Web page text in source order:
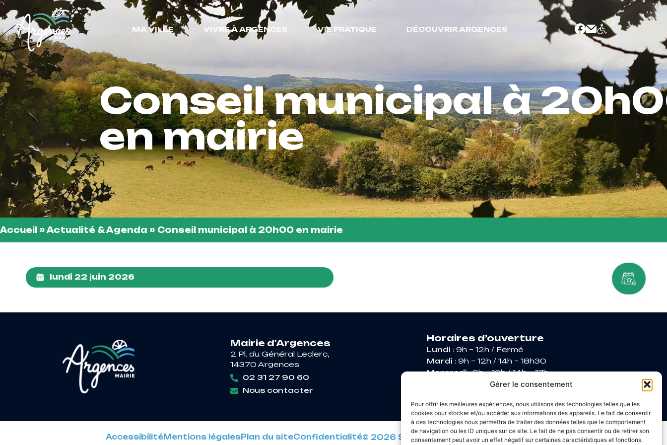
Gérer le consentement
Pour offrir les meilleures expériences, nous utilisons des technologies telles que les
cookies pour stocker et/ou accéder aux informations des appareils. Le fait de consentir
à ces technologies nous permettra de traiter des données telles que le comportement
de navigation ou les ID uniques sur ce site. Le fait de ne pas consentir ou de retirer son
consentement peut avoir un effet négatif sur certaines caractéristiques et fonctions.
MA VILLE VIVRE À ARGENCES VIE PRATIQUE DÉCOUVRIR ARGENCES
Conseil municipal à
en mairie
Accueil » Actualité & Agenda » Conseil municipal à 20h00 en mairie
lundi 22 juin 2026
Mairie d'Argences
2 Pl. du Général Leclerc,
14370 Argences
02 31 27 90 60
Nous contacter
Horaires d’ouverture
Lundi : 9h – 12h / Fermé
Mardi : 9h – 12h / 14h – 18h30
Mercredi: 9h – 12h / 14h – 17h
: 9h – 12h / 14h – 17h
AccessibilitéMentions légalesPlan du siteConfidentialité© 2026 Site & GRU développés par Utopia